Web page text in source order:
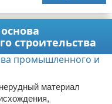
строительства
материал